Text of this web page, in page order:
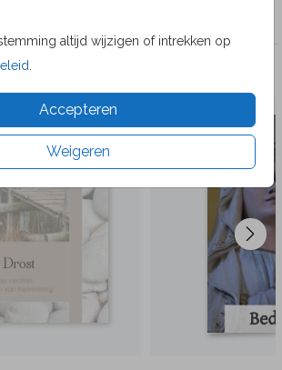
altijd wijzigen of intrekken op
Accepteren
Weigeren
producten